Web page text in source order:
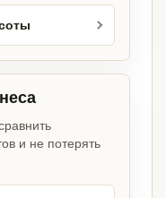
и не потерять